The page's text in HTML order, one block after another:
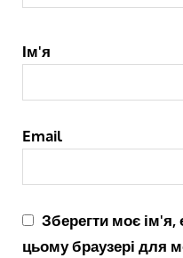
Ім'я
Email
Зберегти моє ім'я,
цьому браузері для